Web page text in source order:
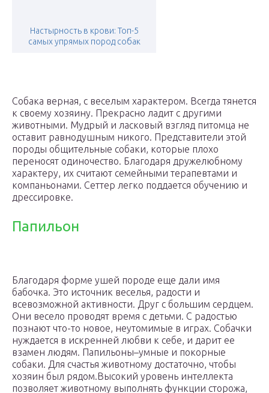
Настырность в крови: Топ-5
самых упрямых пород собак
Собака верная, с веселым характером. Всегда тянется
к своему хозяину. Прекрасно ладит с другими
животными. Мудрый и ласковый взгляд питомца не
оставит равнодушным никого. Представители этой
породы общительные собаки, которые плохо
переносят одиночество. Благодаря дружелюбному
характеру, их считают семейными терапевтами и
компаньонами. Сеттер легко поддается обучению и
дрессировке.
Папильон
Благодаря форме ушей породе еще дали имя
бабочка. Это источник веселья, радости и
всевозможной активности. Друг с большим сердцем.
Они весело проводят время с детьми. С радостью
познают что-то новое, неутомимые в играх. Собачки
нуждается в искренней любви к себе, и дарит ее
взамен людям. Папильоны–умные и покорные
собаки. Для счастья животному достаточно, чтобы
хозяин был рядом.Высокий уровень интеллекта
позволяет животному выполнять функции сторожа,